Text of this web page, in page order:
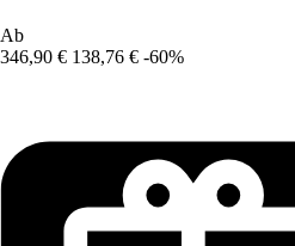
Ab
346,90 € 138,76 € -60%